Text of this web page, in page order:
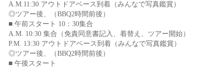
A.M.11:30 アウトドアベース到着（みんなで写真鑑賞）
◎ツアー後、（BBQ2時間前後）
■ 午前スタート 10：30集合
A.M. 10:30 集合（免責同意書記入、着替え、ツアー開始）
P.M. 13:30 アウトドアベース到着（みんなで写真鑑賞）
◎ツアー後、（BBQ2時間前後）
■ 午後スタート